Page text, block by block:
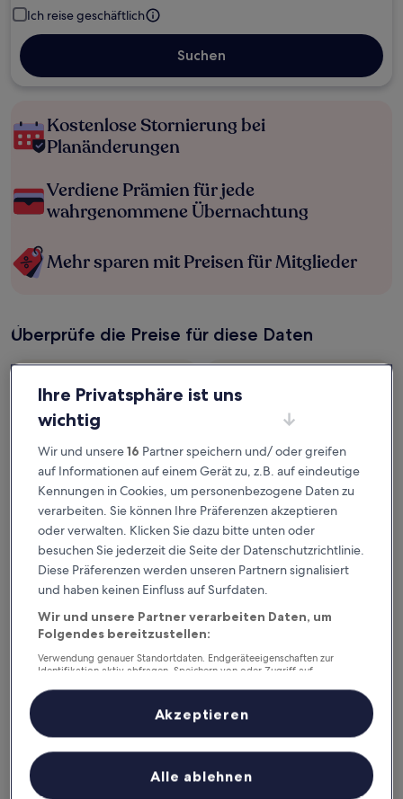
Ich reise geschäftlich
Suchen
Kostenlose Stornierung bei
Planänderungen
Verdiene Prämien für jede
wahrgenommene Übernachtung
Mehr sparen mit Preisen für Mitglieder
Überprüfe die Preise für diese Daten
Heute
5. Aug. - 6. Aug.
Morgen
Dieses Wochenende
7. Aug. - 9. Aug.
Nächstes Wochenende
Costa Rica – wo
übernachten?
Businesshotels: Top-Optionen in
La Fortuna
The Royal Corin Thermal Water
Spa & Resort - Adults Only
out
Ihre Privatsphäre ist uns
wichtig
Wir und unsere16 Partner speichern und/ oder greifen
auf Informationen auf einem Gerät zu, z.B. auf eindeutige
Kennungen in Cookies, um personenbezogene Daten zu
verarbeiten. Sie können Ihre Präferenzen akzeptieren
oder verwalten. Klicken Sie dazu bitte unten oder
besuchen Sie jederzeit die Seite der Datenschutzrichtlinie.
Diese Präferenzen werden unseren Partnern signalisiert
und haben keinen Einfluss auf Surfdaten.
Wir und unsere Partner verarbeiten Daten, um
Folgendes bereitzustellen:
Verwendung genauer Standortdaten. Endgeräteeigenschaften zur
Identifikation aktiv abfragen. Speichern von oder Zugriff auf
Inhalte, Messung von Werbeleistung und der Performance von Inhalten,
Zielgruppenforschung sowie Entwicklung und Verbesserung von
Liste der Partner (Lieferanten)
Alle ablehnen
Akzeptieren